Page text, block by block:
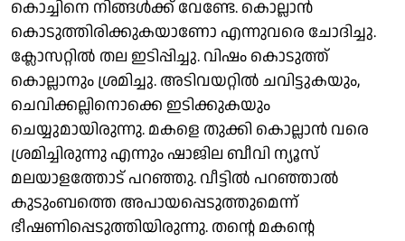
കൊച്ചിനെ നിങ്ങൾക്ക് വേണ്ടേ. കൊല്ലാൻ
കൊടുത്തിരിക്കുകയാണോ എന്നുവരെ ചോദിച്ചു.
ക്ലോസറ്റിൽ തല ഇടിപ്പിച്ചു. വിഷം കൊടുത്ത്
കൊല്ലാനും ശ്രമിച്ചു. അടിവയറ്റിൽ ചവിട്ടുകയും,
ചെവിക്കല്ലിനൊക്കെ ഇടിക്കുകയും
ചെയ്യുമായിരുന്നു. മകളെ തുക്കി കൊല്ലാൻ വരെ
ശ്രമിച്ചിരുന്നു എന്നും ഷാജില ബീവി ന്യൂസ്
മലയാളത്തോട് പറഞ്ഞു. വീട്ടിൽ പറഞ്ഞാൽ
കുടുംബത്തെ അപായപ്പെടുത്തുമെന്ന്
ഭീഷണിപ്പെടുത്തിയിരുന്നു. തൻ്റെ മകൻ്റെ